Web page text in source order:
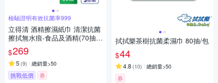
檢驗證明有效抗菌率999
立得清 酒精擦濕紙巾 清潔抗菌
擦拭無水痕-食品及酒精(70抽x
3包)
$269
5 (9) 總銷量>50
挑戰低價 券
拭拭樂茶樹抗菌柔濕巾 80抽/包
$44
4.8 (10) 總銷量>50
券